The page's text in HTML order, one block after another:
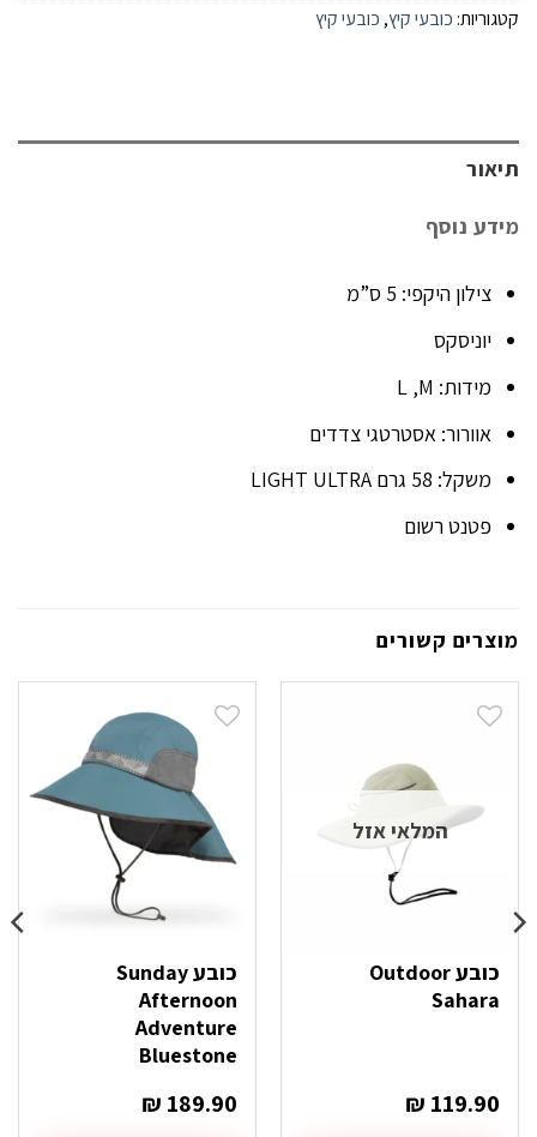
קטגוריות: כובעי קיץ, כובעי קיץ
תיאור
מידע נוסף
צילון היקפי: 5 ס”מ
יוניסקס
מידות: L ,M
אוורור: אסטרטגי צדדים
משקל: 58 גרם LIGHT ULTRA
פטנט רשום
מוצרים קשורים
המלאי אזל
כובע Outdoor
Sahara
₪ 119.90
כובע Sunday
Afternoon
Adventure
Bluestone
₪ 189.90